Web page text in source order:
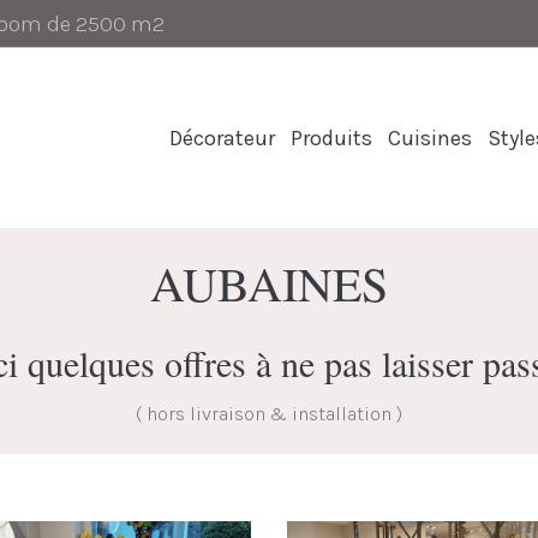
de 2500 m2
Décorateur Produits Cuisines
AUBAINES
quelques offres à ne pas laisser
( hors livraison & installation )